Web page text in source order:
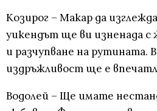
Козирог – Макар да
уикендът ще ви изненада с
и разчупване на рутината.
издръжливост ще е
Водолей – Ще имате